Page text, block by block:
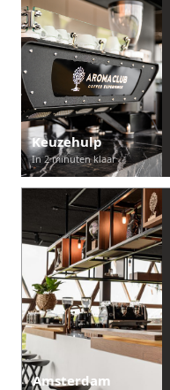
Keuzehulp
In 2 minuten klaar
Amsterdam